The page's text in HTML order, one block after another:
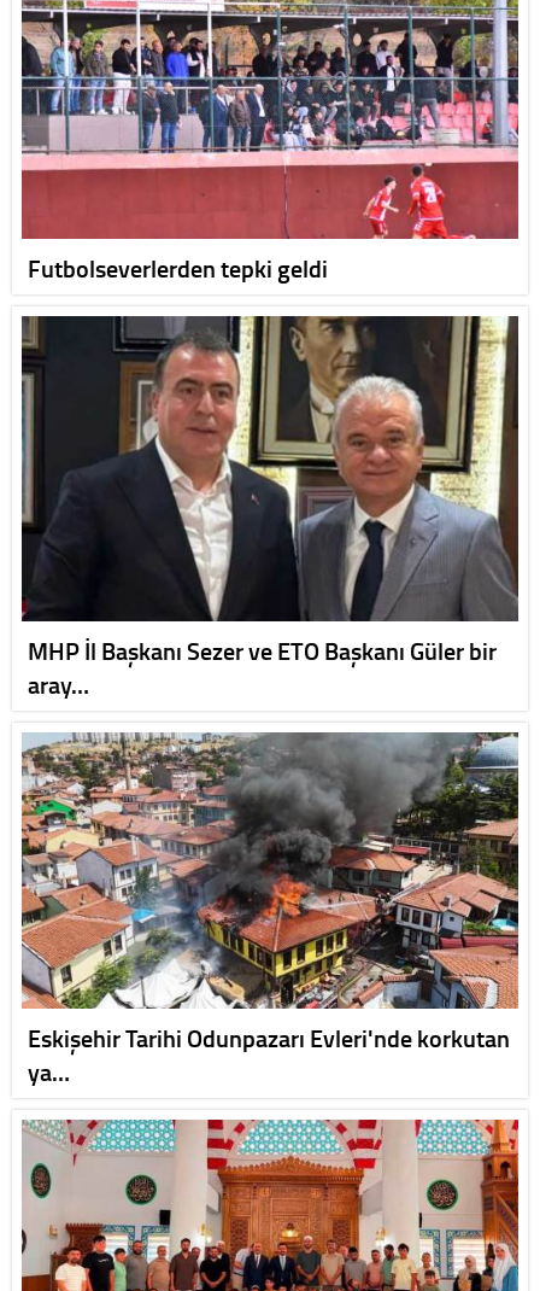
Futbolseverlerden tepki geldi
MHP İl Başkanı Sezer ve ETO Başkanı Güler bir
aray…
Eskişehir Tarihi Odunpazarı Evleri'nde korkutan
ya…